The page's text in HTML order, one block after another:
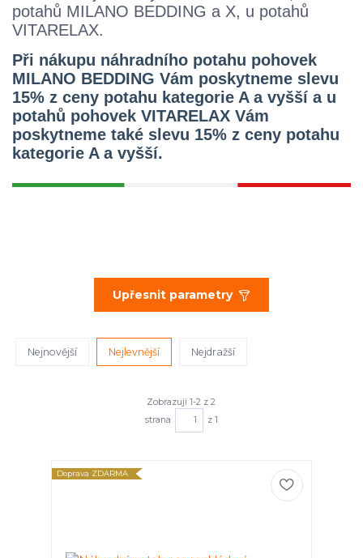
potahů MILANO BEDDING a X, u potahů
VITARELAX.
Při nákupu náhradního potahu pohovek
MILANO BEDDING Vám poskytneme slevu
15% z ceny potahu kategorie A a vyšší a u
potahů pohovek VITARELAX Vám
poskytneme také slevu 15% z ceny potahu
kategorie A a vyšší.
Upřesnit parametry
Nejnovější Nejlevnější Nejdražší
Zobrazuji 1-2 z 2
strana
z 1
Doprava ZDARMA